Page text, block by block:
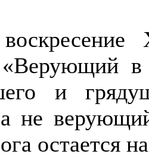
в
и
не
остается